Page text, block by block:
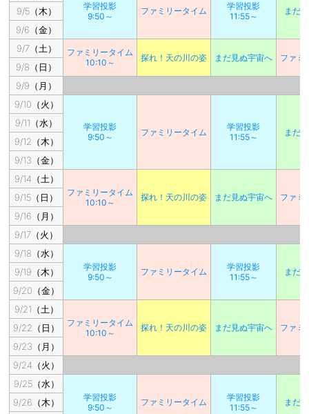
学習投影
9:50～
ファミリータイム
学習投影
11:55～
まだ
9/5（木）
9/6（金）
9/7（土）
ファミリータイム
10:10～
探れ！天の川の姿 まだ見ぬ宇宙へ ファミ
9/8（日）
9/9（月）
9/10（火）
学習投影
9:50～
ファミリータイム
学習投影
11:55～
まだ
9/11（水）
9/12（木）
9/13（金）
9/14（土）
ファミリータイム
10:10～
探れ！天の川の姿 まだ見ぬ宇宙へ ファミ
9/15（日）
9/16（月）
9/17（火）
9/18（水）
学習投影
9:50～
ファミリータイム
学習投影
11:55～
まだ
9/19（木）
9/20（金）
9/21（土）
ファミリータイム
10:10～
探れ！天の川の姿 まだ見ぬ宇宙へ ファミ
9/22（日）
9/23（月）
9/24（火）
9/25（水）
学習投影
9:50～
ファミリータイム
学習投影
11:55～
まだ
9/26（木）